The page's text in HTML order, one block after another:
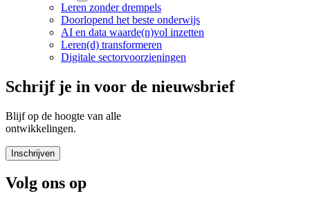
Leren zonder drempels
Doorlopend het beste onderwijs
AI en data waarde(n)vol inzetten
Leren(d) transformeren
Digitale sectorvoorzieningen
Schrijf je in voor de nieuwsbrief
Blijf op de hoogte van alle
ontwikkelingen.
Inschrijven
Volg ons op